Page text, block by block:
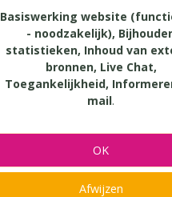
Basiswerking website
- noodzakelijk),
statistieken, Inhoud van
bronnen, Live Chat,
Toegankelijkheid,
mail.
OK
Afwijzen